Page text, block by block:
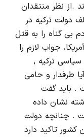
.از نظر منتقدان
دولت ترکیه در
بی گناه را به قتل
جواب لازم را
ترکیه ,
طرفدار و حامی
باید گفت
نشان داده
. چنانچه دولت
کشور تاکید دارد